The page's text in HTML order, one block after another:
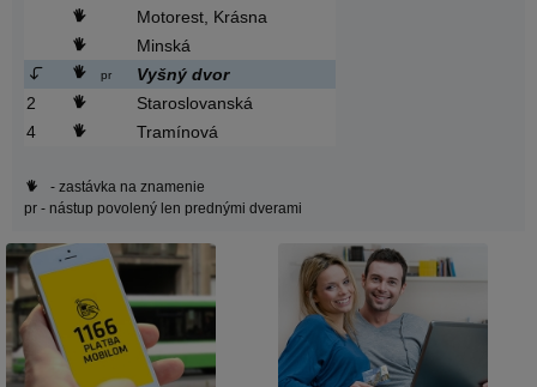
Motorest, Krásna
Minská
pr
Vyšný dvor
2
Staroslovanská
4
Tramínová
- zastávka na znamenie
pr - nástup povolený len prednými dverami